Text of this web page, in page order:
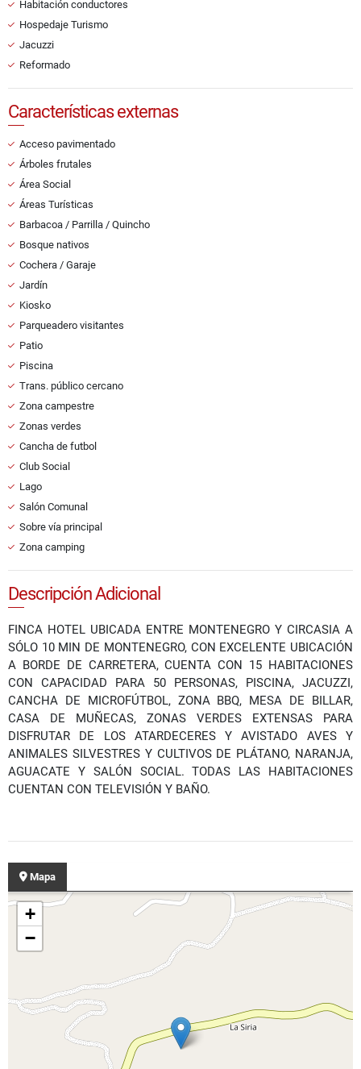
Habitación conductores
Hospedaje Turismo
Jacuzzi
Reformado
Características externas
Acceso pavimentado
Árboles frutales
Área Social
Áreas Turísticas
Barbacoa / Parrilla / Quincho
Bosque nativos
Cochera / Garaje
Jardín
Kiosko
Parqueadero visitantes
Patio
Piscina
Trans. público cercano
Zona campestre
Zonas verdes
Cancha de futbol
Club Social
Lago
Salón Comunal
Sobre vía principal
Zona camping
Descripción Adicional
FINCA HOTEL UBICADA ENTRE MONTENEGRO Y CIRCASIA A
SÓLO 10 MIN DE MONTENEGRO, CON EXCELENTE UBICACIÓN
A BORDE DE CARRETERA, CUENTA CON 15 HABITACIONES
CON CAPACIDAD PARA 50 PERSONAS, PISCINA, JACUZZI,
CANCHA DE MICROFÚTBOL, ZONA BBQ, MESA DE BILLAR,
CASA DE MUÑECAS, ZONAS VERDES EXTENSAS PARA
DISFRUTAR DE LOS ATARDECERES Y AVISTADO AVES Y
ANIMALES SILVESTRES Y CULTIVOS DE PLÁTANO, NARANJA,
AGUACATE Y SALÓN SOCIAL. TODAS LAS HABITACIONES
CUENTAN CON TELEVISIÓN Y BAÑO.
Mapa
+
−